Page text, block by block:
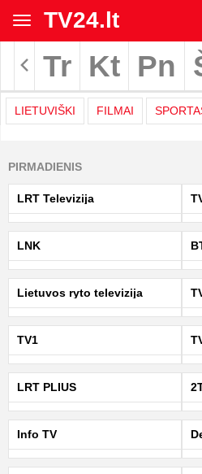
Toggle
navigation
TV24.lt
Rodyti
Tr Kt Pn
LIETUVIŠKI FILMAI
TV
programa
|
TV24.LT
PIRMADIENIS
LRT Televizija
LNK
Lietuvos ryto televizija
TV1
LRT PLIUS
Info TV